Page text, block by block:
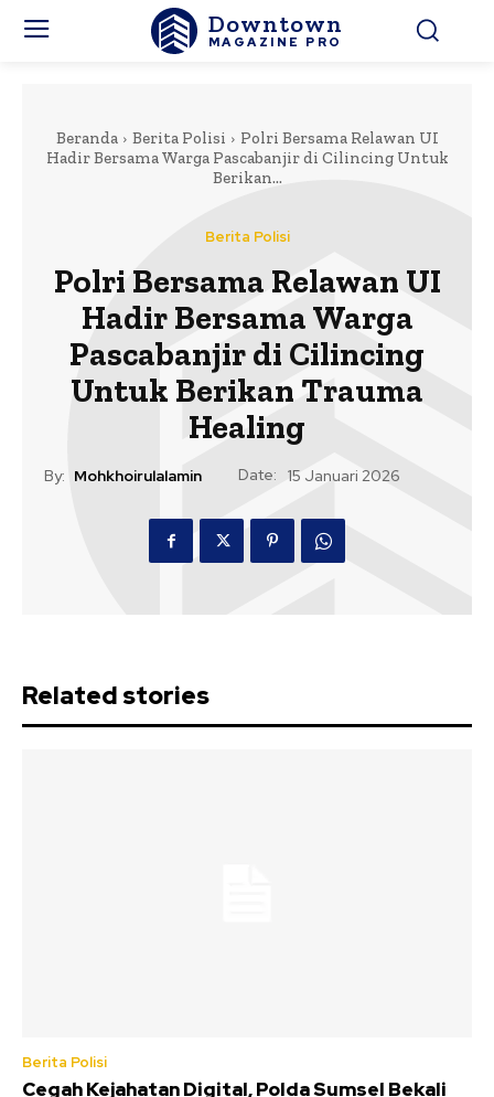
Downtown
MAGAZINE PRO
Beranda Berita Polisi
Polri Bersama Relawan UI
Hadir Bersama Warga Pascabanjir di Cilincing Untuk
Berikan...
Berita Polisi
Polri Bersama Relawan UI
Hadir Bersama Warga
Pascabanjir di Cilincing
Untuk Berikan Trauma
Healing
By: Mohkhoirulalamin Date: 15 Januari 2026
Related stories
Berita Polisi
Cegah Kejahatan Digital, Polda Sumsel Bekali